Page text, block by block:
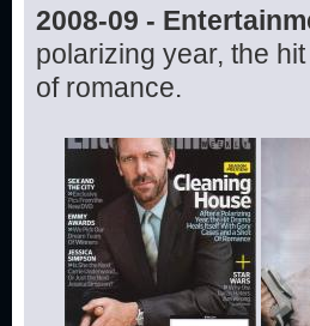
2008-09 -
polarizing year, the
of romance.